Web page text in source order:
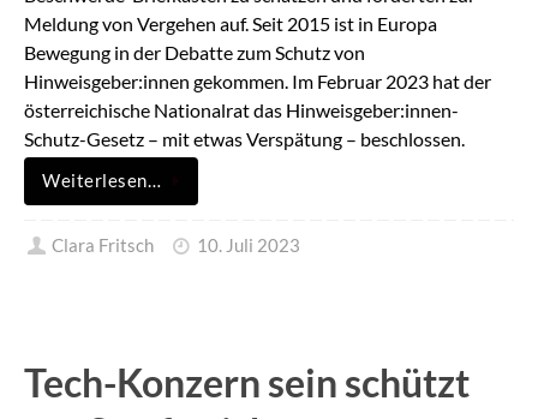
Meldung von Vergehen auf. Seit 2015 ist in Europa
Bewegung in der Debatte zum Schutz von
Hinweisgeber:innen gekommen. Im Februar 2023 hat der
österreichische Nationalrat das Hinweisgeber:innen-
Schutz-Gesetz – mit etwas Verspätung – beschlossen.
Weiterlesen…
Clara Fritsch 10. Juli 2023
Tech-Konzern sein schützt